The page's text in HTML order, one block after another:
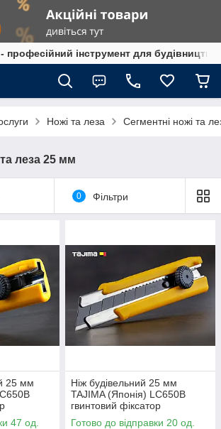
професійний інструмент для
Ножі та леза Сегментні ножі та
леза 25 мм
0 Фільтри
25 мм
47 од.
Ніж будівельний 25 мм
TAJIMA (Японія) LC650B
гвинтовий фіксатор
Готово до відправки 20 од.